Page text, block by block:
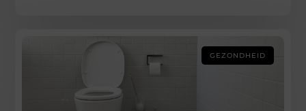
GEZONDHEID